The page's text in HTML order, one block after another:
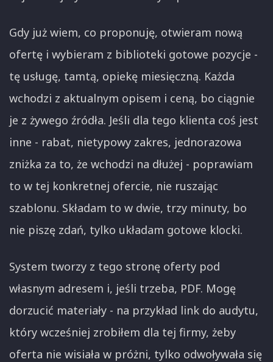
Gdy już wiem, co proponuję, otwieram nową
ofertę i wybieram z biblioteki gotowe pozycje -
tę usługę, tamtą, opiekę miesięczną. Każda
wchodzi z aktualnym opisem i ceną, bo ciągnie
je z żywego źródła. Jeśli dla tego klienta coś jest
inne - rabat, nietypowy zakres, jednorazowa
zniżka za to, że wchodzi na dłużej - poprawiam
to w tej konkretnej ofercie, nie ruszając
szablonu. Składam to w dwie, trzy minuty, bo
nie piszę zdań, tylko układam gotowe klocki.
System tworzy z tego stronę oferty pod
własnym adresem i, jeśli trzeba, PDF. Mogę
dorzucić materiały - na przykład link do audytu,
który wcześniej zrobiłem dla tej firmy, żeby
oferta nie wisiała w próżni, tylko odwoływała się